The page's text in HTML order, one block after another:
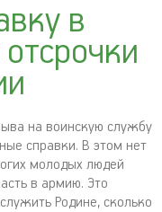
в
на воинскую службу
справки. В этом нет
молодых людей
в армию. Это
Родине, сколько